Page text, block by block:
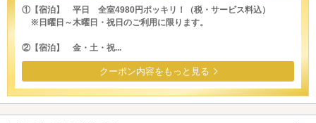
①【宿泊】 平日 全室4980円ポッキリ！（税・サービス料込）
※日曜日～木曜日・祝日のご利用に限ります。
②【宿泊】 金・土・祝...
クーポン内容をもっと見る